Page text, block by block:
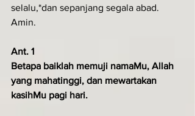
selalu,*dan sepanjang segala abad.
Amin.
Ant. 1
Betapa baiklah memuji namaMu, Allah
yang mahatinggi, dan mewartakan
kasihMu pagi hari.